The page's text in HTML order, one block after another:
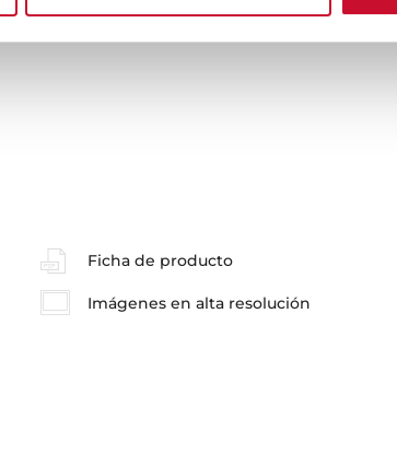
Ficha de producto
Imágenes en alta resolución